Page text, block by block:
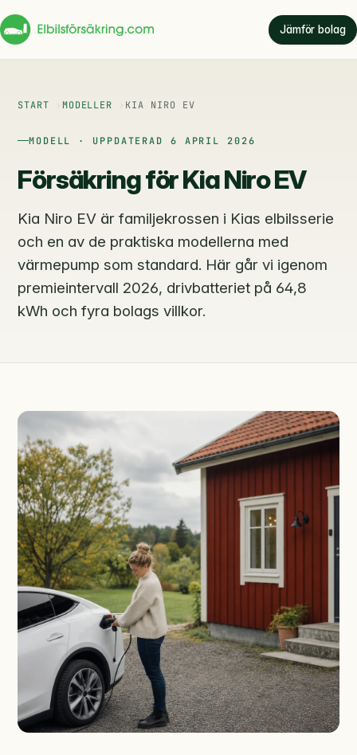
Jämför bolag
START MODELLER KIA NIRO EV
MODELL · UPPDATERAD 6 APRIL 2026
Försäkring för Kia Niro EV
Kia Niro EV är familjekrossen i Kias elbilsserie
och en av de praktiska modellerna med
värmepump som standard. Här går vi igenom
premieintervall 2026, drivbatteriet på 64,8
kWh och fyra bolags villkor.